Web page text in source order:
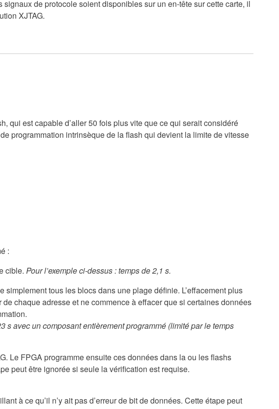
de protocole soient disponibles sur un en-tête sur cette carte, il
XJTAG.
qui est capable d’aller 50 fois plus vite que ce qui serait considéré
programmation intrinsèque de la flash qui devient la limite de vitesse
:
cible. Pour l’exemple ci-dessus : temps de 2,1 s.
tous les blocs dans une plage définie. L’effacement plus
chaque adresse et ne commence à effacer que si certaines données
avec un composant entièrement programmé (limité par le temps
Le FPGA programme ensuite ces données dans la ou les flashs
peut être ignorée si seule la vérification est requise.
à ce qu’il n’y ait pas d’erreur de bit de données. Cette étape peut